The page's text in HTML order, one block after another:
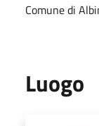
Comune di
Luogo